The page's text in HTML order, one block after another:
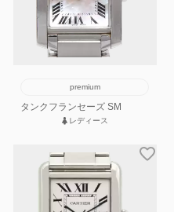
premium
タンクフランセーズ SM
レディース